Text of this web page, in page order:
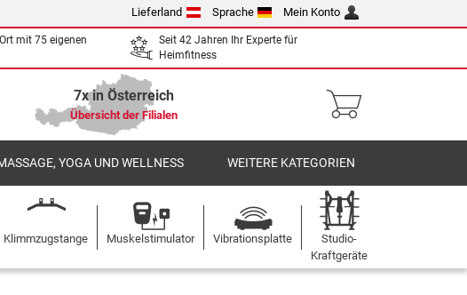
Lieferland Sprache Mein Konto
mit 75 eigenen
Seit 42 Jahren Ihr Experte für
Heimfitness
7x in Österreich
Übersicht der Filialen
YOGA UND WELLNESS WEITERE KATEGORIEN
Klimmzugstange Muskelstimulator Vibrationsplatte
Studio-
Kraftgeräte